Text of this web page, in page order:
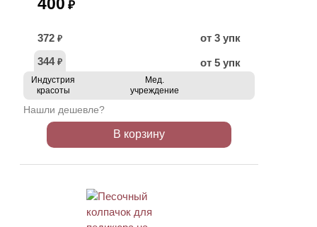
₽
372 ₽
от 3 упк
344 ₽ от 5 упк
Индустрия
красоты
Мед.
учреждение
Нашли дешевле?
В корзину